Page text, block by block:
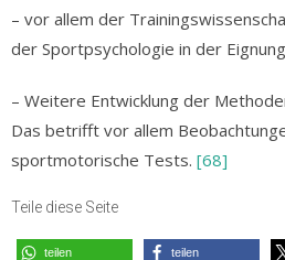
– vor allem der
der Sportpsychologie in der
– Weitere Entwicklung der
Das betrifft vor allem
sportmotorische Tests. [68]
Teile diese Seite
teilen teilen